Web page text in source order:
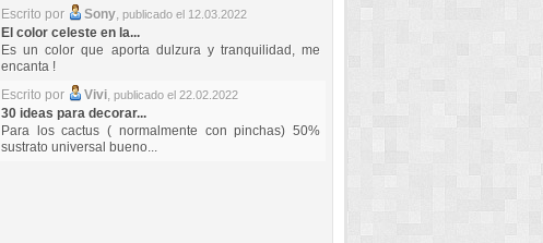
Escrito por
Sony, publicado el 12.03.2022
El color celeste en la...
Es un color que aporta dulzura y tranquilidad, me
encanta !
Escrito por
Vivi, publicado el 22.02.2022
30 ideas para decorar...
Para los cactus ( normalmente con pinchas) 50%
sustrato universal bueno...